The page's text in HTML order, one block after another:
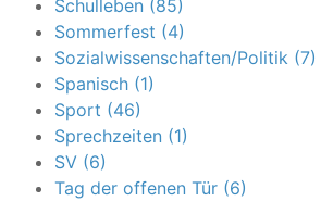
Schulleben (85)
Sommerfest (4)
Sozialwissenschaften/Politik (7)
Spanisch (1)
Sport (46)
Sprechzeiten (1)
SV (6)
Tag der offenen Tür (6)